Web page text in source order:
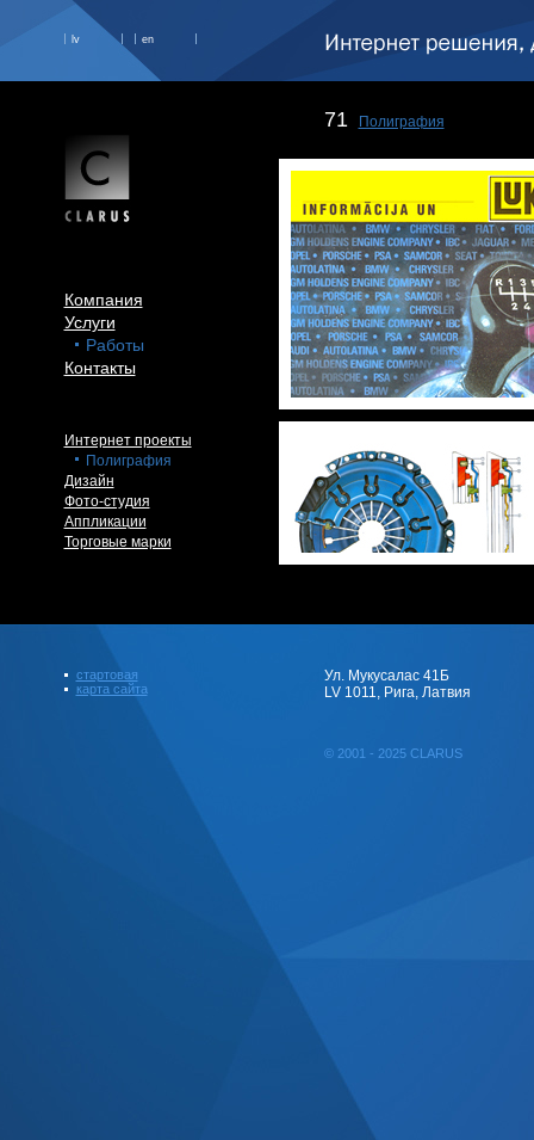
lv en
Компания
Услуги
Работы
Контакты
Интернет проекты
Полиграфия
Дизайн
Фото-студия
Аппликации
Торговые марки
71 Полиграфия
стартовая
карта сайта
Ул. Мукусалас 41Б
LV 1011, Рига, Латвия
© 2001 - 2025 CLARUS